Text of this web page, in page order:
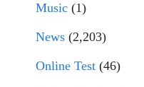
Music (1)
News (2,203)
Online Test (46)